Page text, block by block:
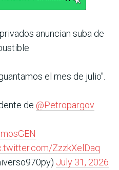
anuncian suba de
el mes de julio".
de @Petropargov
ZzzkXelDaq
July 31, 2026